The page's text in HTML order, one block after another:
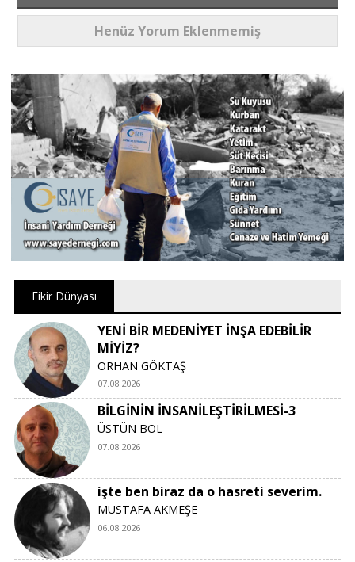
Henüz Yorum Eklenmemiş
Fikir Dünyası
YENİ BİR MEDENİYET İNŞA EDEBİLİR
MİYİZ?
ORHAN GÖKTAŞ
07.08.2026
BİLGİNİN İNSANİLEŞTİRİLMESİ-3
ÜSTÜN BOL
07.08.2026
işte ben biraz da o hasreti severim.
MUSTAFA AKMEŞE
06.08.2026